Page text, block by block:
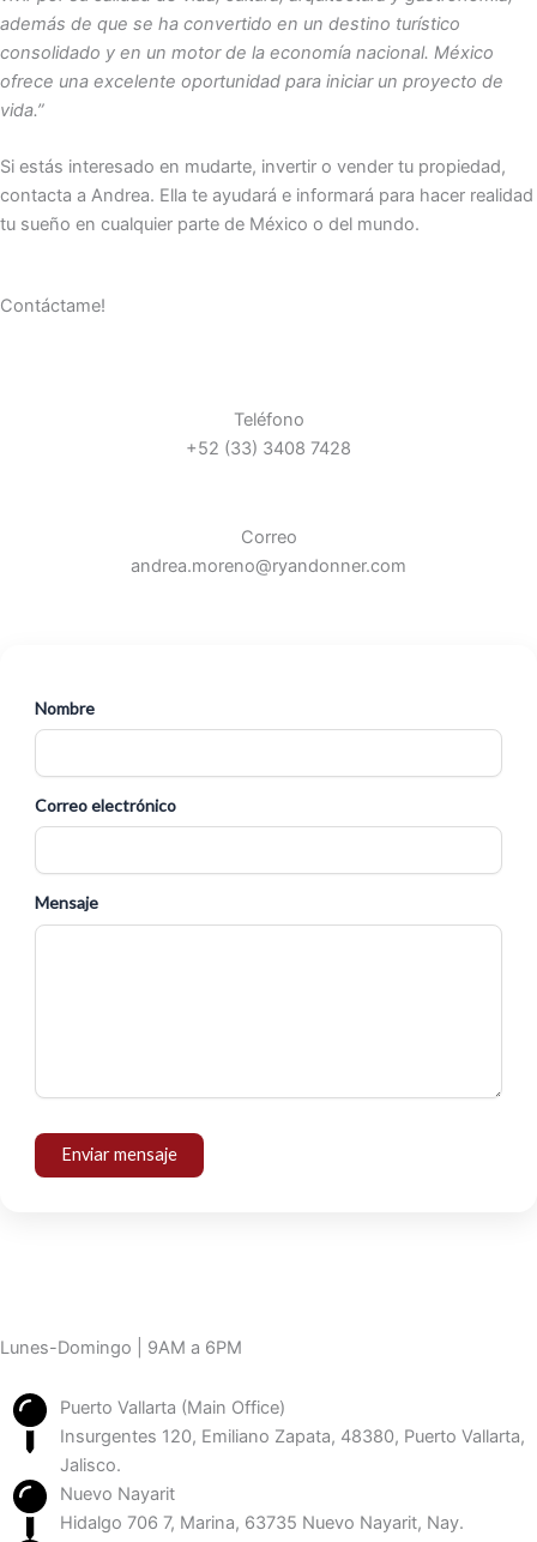
además de que se ha convertido en un destino turístico
consolidado y en un motor de la economía nacional. México
ofrece una excelente oportunidad para iniciar un proyecto de
vida.”
Si estás interesado en mudarte, invertir o vender tu propiedad,
contacta a Andrea. Ella te ayudará e informará para hacer realidad
tu sueño en cualquier parte de México o del mundo.
Contáctame!
Teléfono
+52 (33) 3408 7428
Correo
andrea.moreno@ryandonner.com
Nombre
Correo electrónico
Mensaje
Enviar mensaje
Lunes-Domingo | 9AM a 6PM
Puerto Vallarta (Main Office)
Insurgentes 120, Emiliano Zapata, 48380, Puerto Vallarta,
Jalisco.
Nuevo Nayarit
Hidalgo 706 7, Marina, 63735 Nuevo Nayarit, Nay.